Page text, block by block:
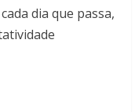
dia que passa,